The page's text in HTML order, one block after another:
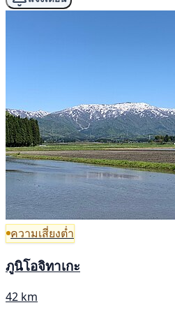
ความเสี่ยงต่ำ
ภูนิโอจิทาเกะ
42 km